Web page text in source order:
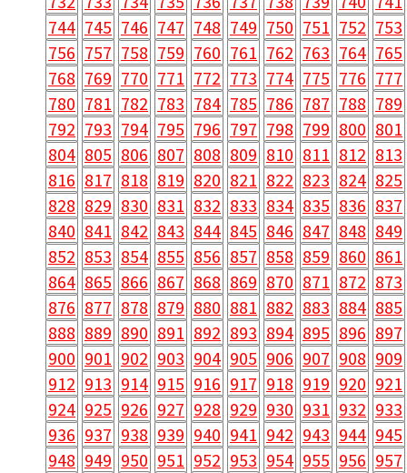
744 745 746 747 748 749 750 751 752 753
756 757 758 759 760 761 762 763 764 765
768 769 770 771 772 773 774 775 776 777
780 781 782 783 784 785 786 787 788 789
792 793 794 795 796 797 798 799 800 801
804 805 806 807 808 809 810 811 812 813
816 817 818 819 820 821 822 823 824 825
828 829 830 831 832 833 834 835 836 837
840 841 842 843 844 845 846 847 848 849
852 853 854 855 856 857 858 859 860 861
864 865 866 867 868 869 870 871 872 873
876 877 878 879 880 881 882 883 884 885
888 889 890 891 892 893 894 895 896 897
900 901 902 903 904 905 906 907 908 909
912 913 914 915 916 917 918 919 920 921
924 925 926 927 928 929 930 931 932 933
936 937 938 939 940 941 942 943 944 945
948 949 950 951 952 953 954 955 956 957